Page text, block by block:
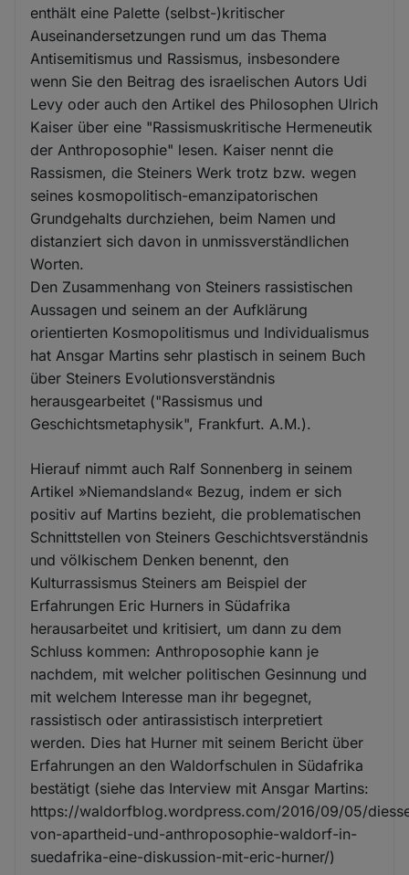
enthält eine Palette (selbst-)kritischer
Auseinandersetzungen rund um das Thema
Antisemitismus und Rassismus, insbesondere
wenn Sie den Beitrag des israelischen Autors Udi
Levy oder auch den Artikel des Philosophen Ulrich
Kaiser über eine "Rassismuskritische Hermeneutik
der Anthroposophie" lesen. Kaiser nennt die
Rassismen, die Steiners Werk trotz bzw. wegen
seines kosmopolitisch-emanzipatorischen
Grundgehalts durchziehen, beim Namen und
distanziert sich davon in unmissverständlichen
Worten.
Den Zusammenhang von Steiners rassistischen
Aussagen und seinem an der Aufklärung
orientierten Kosmopolitismus und Individualismus
hat Ansgar Martins sehr plastisch in seinem Buch
über Steiners Evolutionsverständnis
herausgearbeitet ("Rassismus und
Geschichtsmetaphysik", Frankfurt. A.M.).
Hierauf nimmt auch Ralf Sonnenberg in seinem
Artikel »Niemandsland« Bezug, indem er sich
positiv auf Martins bezieht, die problematischen
Schnittstellen von Steiners Geschichtsverständnis
und völkischem Denken benennt, den
Kulturrassismus Steiners am Beispiel der
Erfahrungen Eric Hurners in Südafrika
herausarbeitet und kritisiert, um dann zu dem
Schluss kommen: Anthroposophie kann je
nachdem, mit welcher politischen Gesinnung und
mit welchem Interesse man ihr begegnet,
rassistisch oder antirassistisch interpretiert
werden. Dies hat Hurner mit seinem Bericht über
Erfahrungen an den Waldorfschulen in Südafrika
bestätigt (siehe das Interview mit Ansgar Martins:
https://waldorfblog.wordpress.com/2016/09/05/
von-apartheid-und-anthroposophie-waldorf-in-
suedafrika-eine-diskussion-mit-eric-hurner/)